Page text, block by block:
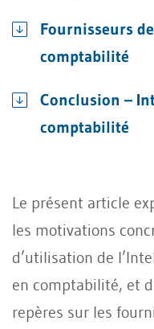
Fournisseurs
comptabilité
Conclusion –
comptabilité
Le présent article
les motivations
d’utilisation de
en comptabilité, et
repères sur les